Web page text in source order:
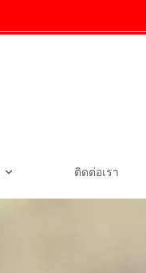
ติดต่อเรา